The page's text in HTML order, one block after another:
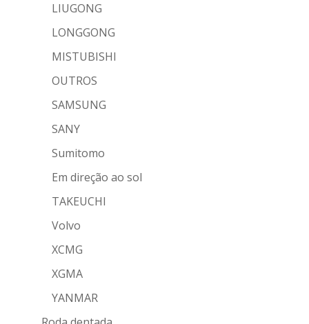
LIUGONG
LONGGONG
MISTUBISHI
OUTROS
SAMSUNG
SANY
Sumitomo
Em direção ao sol
TAKEUCHI
Volvo
XCMG
XGMA
YANMAR